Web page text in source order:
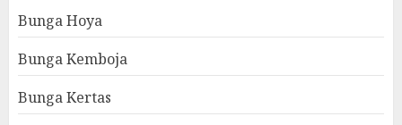
Bunga Hoya
Bunga Kemboja
Bunga Kertas